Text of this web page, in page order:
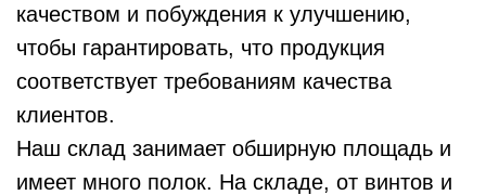
качеством и побуждения к улучшению,
чтобы гарантировать, что продукция
соответствует требованиям качества
клиентов.
Наш склад занимает обширную площадь и
имеет много полок. На складе, от винтов и